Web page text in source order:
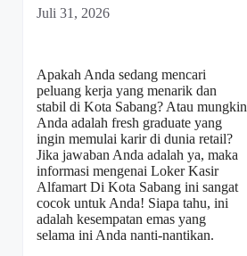
Juli 31, 2026
Apakah Anda sedang mencari
peluang kerja yang menarik dan
stabil di Kota Sabang? Atau mungkin
Anda adalah fresh graduate yang
ingin memulai karir di dunia retail?
Jika jawaban Anda adalah ya, maka
informasi mengenai Loker Kasir
Alfamart Di Kota Sabang ini sangat
cocok untuk Anda! Siapa tahu, ini
adalah kesempatan emas yang
selama ini Anda nanti-nantikan.